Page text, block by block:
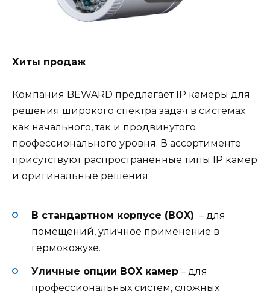
Хиты продаж
Компания BEWARD предлагает IP камеры для
решения широкого спектра задач в системах
как начального, так и продвинутого
профессионального уровня. В ассортименте
присутствуют распространенные типы IP камер
и оригинальные решения:
В стандартном корпусе (BOX) – для
помещений, уличное применение в
гермокожухе.
Уличные опции BOX камер – для
профессиональных систем, сложных